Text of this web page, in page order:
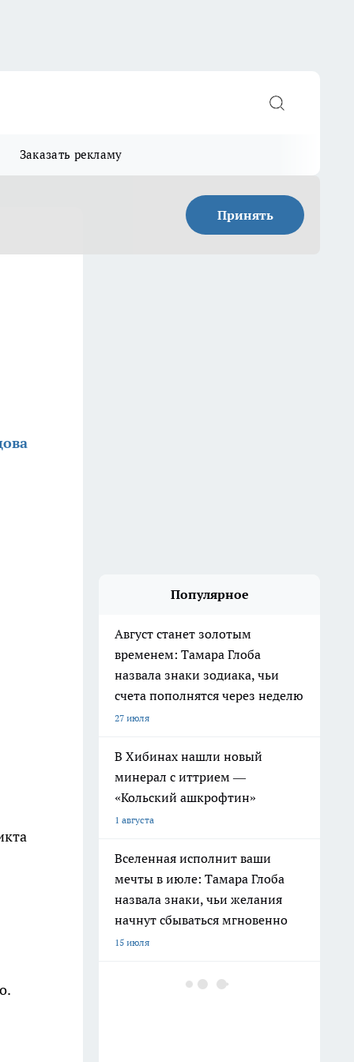
Заказать рекламу
Принять
Популярное
Август станет золотым
временем: Тамара Глоба
назвала знаки зодиака, чьи
счета пополнятся через неделю
27 июля
В Хибинах нашли новый
минерал с иттрием —
«Кольский ашкрофтин»
1 августа
Вселенная исполнит ваши
мечты в июле: Тамара Глоба
назвала знаки, чьи желания
начнут сбываться мгновенно
15 июля
Ленинград окружен реками и